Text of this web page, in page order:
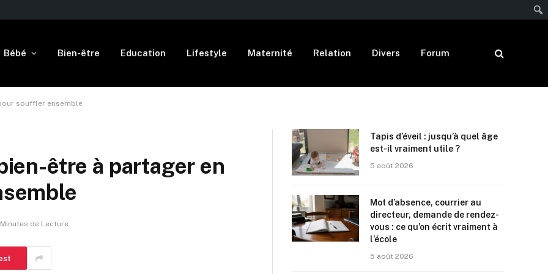
Bébé Bien-être Education Lifestyle Maternité Relation Divers Forum
souffler ensemble
être à partager en
de Lecture
Tapis d’éveil : jusqu’à quel âge
est-il vraiment utile ?
5 août 2026
Mot d’absence, courrier au
directeur, demande de rendez-
vous : ce qu’on écrit vraiment à
l’école
5 août 2026